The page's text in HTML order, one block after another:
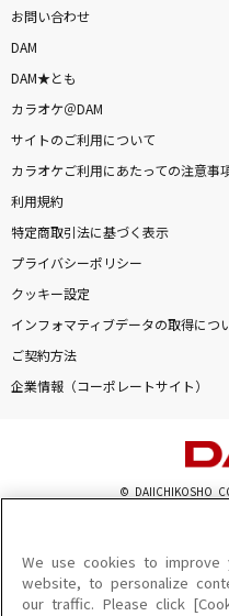
M!LK
milky way
アイネクライネ
米津玄師
[生音]粉雪
レミオロメン
DAMの新
DAMに会員
お問い合わせ
DAM
DAM★とも
カラオケ＠DAM
サイトのご利用について
カラオケご利用にあたっての注意事
利用規約
特定商取引法に基づく表示
プライバシーポリシー
クッキー設定
インフォマティブデータの取得につ
ご契約方法
企業情報（コーポレートサイト）
© DAIICHIKOSHO
このサイトに掲載されている一切の文
を問わず、著作権法の定める範囲を超
を禁じます。
楽曲及びコンテンツは、機種によりご
We use cookies to improve
website, to personalize
our traffic. Please click